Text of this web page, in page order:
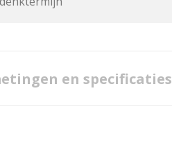
en specificaties